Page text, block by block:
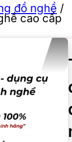
đồ nghề /
cao cấp